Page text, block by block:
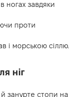
ногах завдяки
проти
і морською сіллю.
ніг
й занурте стопи на